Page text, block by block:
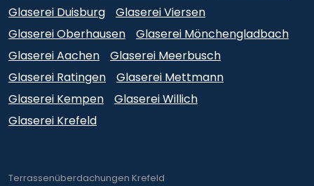
Glaserei Duisburg
Glaserei Viersen
Glaserei Oberhausen
Glaserei Mönchengladbach
Glaserei Aachen
Glaserei Meerbusch
Glaserei Ratingen
Glaserei Mettmann
Glaserei Kempen
Glaserei Willich
Glaserei Krefeld
Terrassenüberdachungen Krefeld